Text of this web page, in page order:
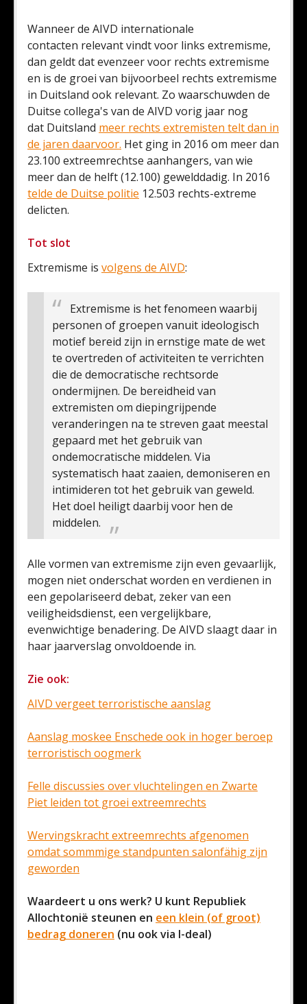
Wanneer de AIVD internationale
contacten relevant vindt voor links extremisme,
dan geldt dat evenzeer voor rechts extremisme
en is de groei van bijvoorbeel rechts extremisme
in Duitsland ook relevant. Zo waarschuwden de
Duitse collega's van de AIVD vorig jaar nog
dat Duitsland meer rechts extremisten telt dan in
de jaren daarvoor. Het ging in 2016 om meer dan
23.100 extreemrechtse aanhangers, van wie
meer dan de helft (12.100) gewelddadig. In 2016
telde de Duitse politie 12.503 rechts-extreme
delicten.
Tot slot
Extremisme is volgens de AIVD:
Extremisme is het fenomeen waarbij
personen of groepen vanuit ideologisch
motief bereid zijn in ernstige mate de wet
te overtreden of activiteiten te verrichten
die de democratische rechtsorde
ondermijnen. De bereidheid van
extremisten om diepingrijpende
veranderingen na te streven gaat meestal
gepaard met het gebruik van
ondemocratische middelen. Via
systematisch haat zaaien, demoniseren en
intimideren tot het gebruik van geweld.
Het doel heiligt daarbij voor hen de
middelen.
Alle vormen van extremisme zijn even gevaarlijk,
mogen niet onderschat worden en verdienen in
een gepolariseerd debat, zeker van een
veiligheidsdienst, een vergelijkbare,
evenwichtige benadering. De AIVD slaagt daar in
haar jaarverslag onvoldoende in.
Zie ook:
AIVD vergeet terroristische aanslag
Aanslag moskee Enschede ook in hoger beroep
terroristisch oogmerk
Felle discussies over vluchtelingen en Zwarte
Piet leiden tot groei extreemrechts
Wervingskracht extreemrechts afgenomen
omdat sommmige standpunten salonfähig zijn
geworden
Waardeert u ons werk? U kunt Republiek
Allochtonië steunen en een klein (of groot)
bedrag doneren (nu ook via I-deal)